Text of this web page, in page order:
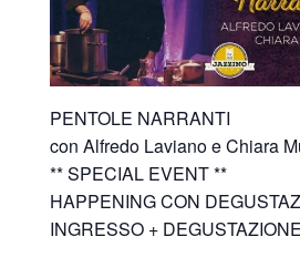
PENTOLE NARRANTI
con Alfredo Laviano e Chiara
** SPECIAL EVENT **
HAPPENING CON
INGRESSO +